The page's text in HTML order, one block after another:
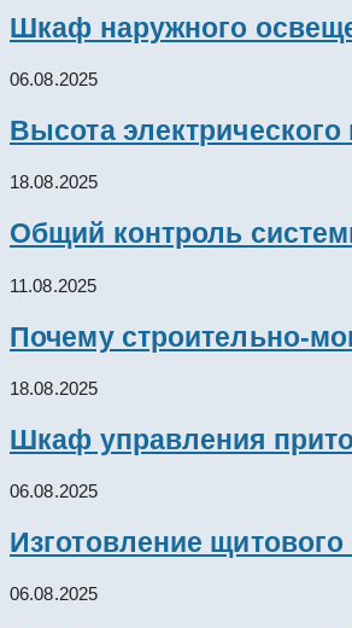
Шкаф наружного
06.08.2025
Высота
18.08.2025
Общий контроль
11.08.2025
Почему строительно-
18.08.2025
Шкаф управления
06.08.2025
Изготовление
06.08.2025